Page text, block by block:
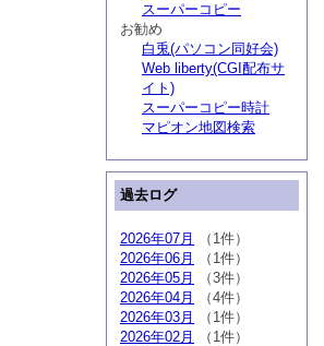
スーパーコピー
お勧め
白兎(パソコン同好会)
Web liberty(CGI配布サ
イト)
スーパーコピー時計
マピオン地図検索
過去ログ
2026年07月
（1件）
2026年06月
（1件）
2026年05月
（3件）
2026年04月
（4件）
2026年03月
（1件）
2026年02月
（1件）